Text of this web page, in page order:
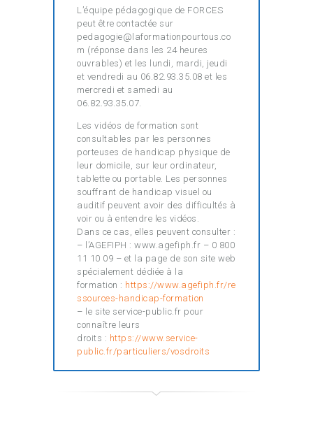
L’équipe pédagogique de FORCES
peut être contactée sur
pedagogie@laformationpourtous.co
m (réponse dans les 24 heures
ouvrables) et les lundi, mardi, jeudi
et vendredi au 06.82.93.35.08 et les
mercredi et samedi au
06.82.93.35.07.
Les vidéos de formation sont
consultables par les personnes
porteuses de handicap physique de
leur domicile, sur leur ordinateur,
tablette ou portable. Les personnes
souffrant de handicap visuel ou
auditif peuvent avoir des difficultés à
voir ou à entendre les vidéos.
Dans ce cas, elles peuvent consulter :
– l’AGEFIPH : www.agefiph.fr – 0 800
11 10 09 – et la page de son site web
spécialement dédiée à la
formation : https://www.agefiph.fr/re
ssources-handicap-formation
– le site service-public.fr pour
connaître leurs
droits : https://www.service-
public.fr/particuliers/vosdroits